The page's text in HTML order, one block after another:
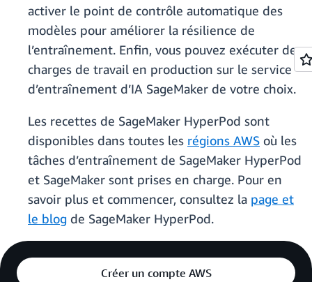
activer le point de contrôle automatique des
modèles pour améliorer la résilience de
l’entraînement. Enfin, vous pouvez exécuter des
charges de travail en production sur le service
d’entraînement d’IA SageMaker de votre choix.
Les recettes de SageMaker HyperPod sont
disponibles dans toutes les régions AWS où les
tâches d’entraînement de SageMaker HyperPod
et SageMaker sont prises en charge. Pour en
savoir plus et commencer, consultez la page et
le blog de SageMaker HyperPod.
Créer un compte AWS